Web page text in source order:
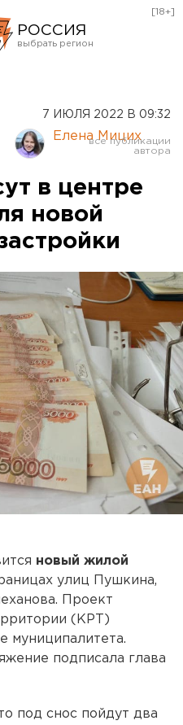
РОССИЯ
Курган
Оренбург
[18+]
7 ИЮЛЯ 2022 В 09:32
Елена Мицих
в центре
новой
новый жилой
улиц Пушкина,
Проект
(КРТ)
муниципалитета.
подписала глава
под снос пойдут два